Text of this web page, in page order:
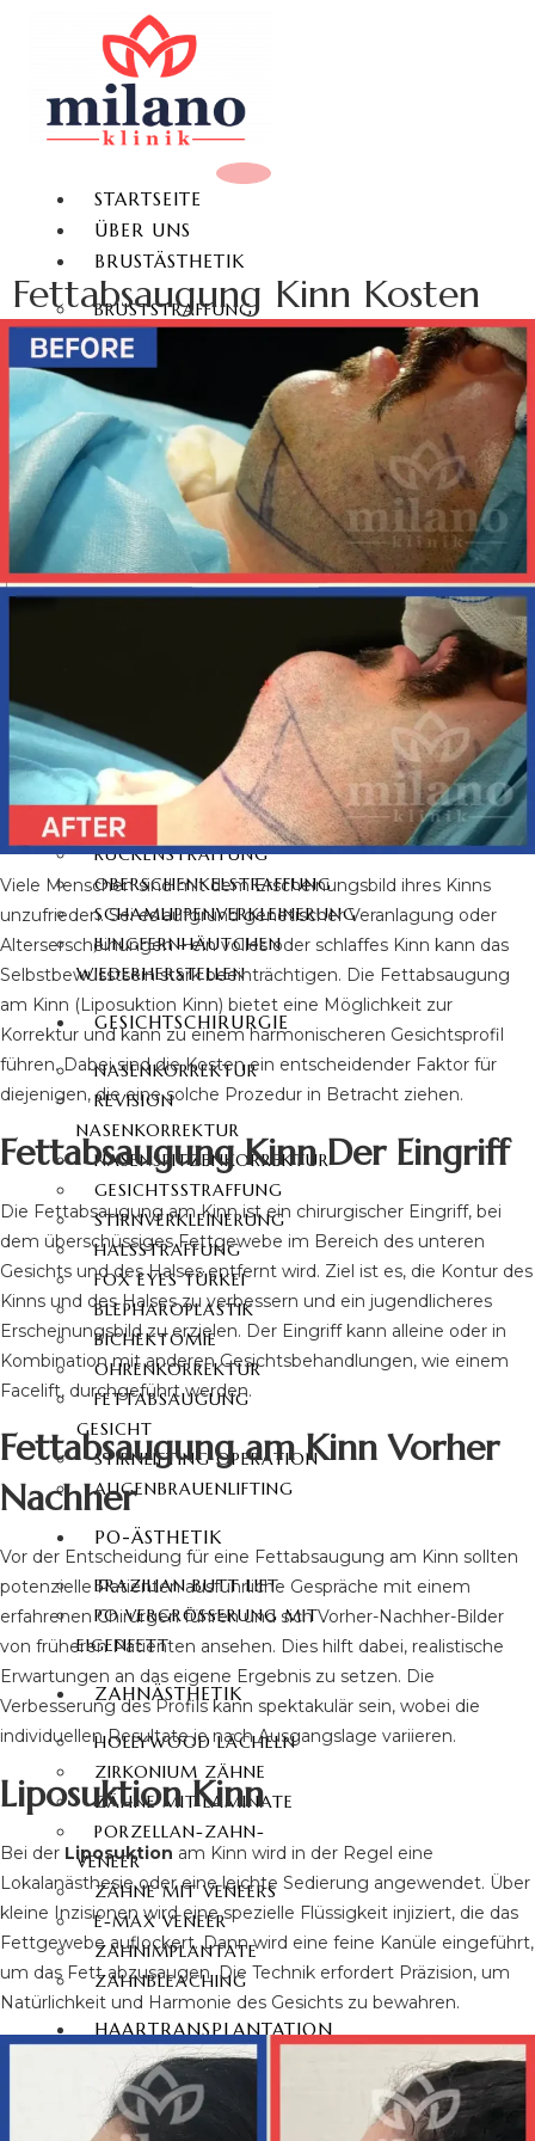
STARTSEITE
ÜBER UNS
BRUSTÄSTHETIK
BRUSTSTRAFFUNG
BRUSTVERGRÖSSERUNG
BRUSTVERKLEINERUNG
BRUSTWARZENKORREKTUR
GYNÄKOMASTIE
KÖRPERÄSTHETIK
FETTABSAUGUNG
360-GRAD-
FETTABSAUGUNG
BAUCHDECKENSTRAFFUNG
MOMMY MAKEOVER
TUMMY TUCK
SIXPACK OPERATION
ARMSTRAFFUNG
RÜCKENSTRAFFUNG
OBERSCHENKELSTRAFFUNG
SCHAMLIPPENVERKLEINERUNG
JUNGFERNHÄUTCHEN
WIEDERHERSTELLEN
GESICHTSCHIRURGIE
NASENKORREKTUR
REVISION
NASENKORREKTUR
NASENSPITZENKORREKTUR
GESICHTSSTRAFFUNG
STIRNVERKLEINERUNG
HALSSTRAFFUNG
FOX EYES TÜRKEI
BLEPHAROPLASTIK
BICHEKTOMIE
OHRENKORREKTUR
FETTABSAUGUNG
GESICHT
STIRNLIFTING OPERATION
AUGENBRAUENLIFTING
PO-ÄSTHETIK
BRAZILIAN BUTT LIFT
PO VERGRÖSSERUNG MIT E
IGENFETT
ZAHNÄSTHETIK
HOLLYWOOD LÄCHELN
ZIRKONIUM ZÄHNE
ZÄHNE MIT LAMINATE
PORZELLAN-ZAHN-
VENEER
ZÄHNE MIT VENEERS
E-MAX VENEER
ZAHNIMPLANTATE
ZAHNBLEACHING
HAARTRANSPLANTATION
HAARTRANSPLANTATION
TÜRKEI
Fettabsaugung Kinn Kosten
Viele Menschen sind mit dem Erscheinungsbild ihres Kinns
unzufrieden. Sei es aufgrund genetischer Veranlagung oder
Alterserscheinungen – ein volles oder schlaffes Kinn kann das
Selbstbewusstsein stark beeinträchtigen. Die Fettabsaugung
am Kinn (Liposuktion Kinn) bietet eine Möglichkeit zur
Korrektur und kann zu einem harmonischeren Gesichtsprofil
führen. Dabei sind die Kosten ein entscheidender Faktor für
diejenigen, die eine solche Prozedur in Betracht ziehen.
Fettabsaugung Kinn Der Eingriff
Die Fettabsaugung am Kinn ist ein chirurgischer Eingriff, bei
dem überschüssiges Fettgewebe im Bereich des unteren
Gesichts und des Halses entfernt wird. Ziel ist es, die Kontur des
Kinns und des Halses zu verbessern und ein jugendlicheres
Erscheinungsbild zu erzielen. Der Eingriff kann alleine oder in
Kombination mit anderen Gesichtsbehandlungen, wie einem
Facelift, durchgeführt werden.
Fettabsaugung am Kinn Vorher
Nachher
Vor der Entscheidung für eine Fettabsaugung am Kinn sollten
potenzielle Patienten ausführliche Gespräche mit einem
erfahrenen Chirurgen führen und sich Vorher-Nachher-Bilder
von früheren Patienten ansehen. Dies hilft dabei, realistische
Erwartungen an das eigene Ergebnis zu setzen. Die
Verbesserung des Profils kann spektakulär sein, wobei die
individuellen Resultate je nach Ausgangslage variieren.
Liposuktion Kinn
Bei der Liposuktion am Kinn wird in der Regel eine
Lokalanästhesie oder eine leichte Sedierung angewendet. Über
kleine Inzisionen wird eine spezielle Flüssigkeit injiziert, die das
Fettgewebe auflockert. Dann wird eine feine Kanüle eingeführt,
um das Fett abzusaugen. Die Technik erfordert Präzision, um
Natürlichkeit und Harmonie des Gesichts zu bewahren.